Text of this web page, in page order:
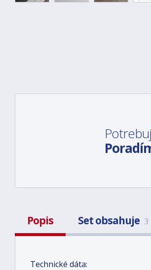
Popis Set obsahuje 3
Technické dáta: